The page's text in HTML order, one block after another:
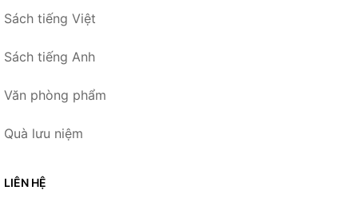
Sách tiếng Việt
Sách tiếng Anh
Văn phòng phẩm
Quà lưu niệm
LIÊN HỆ